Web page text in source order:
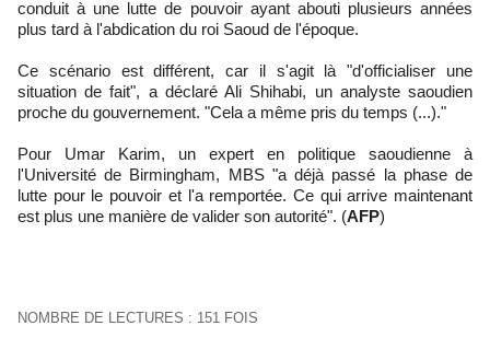
conduit à une lutte de pouvoir ayant abouti plusieurs années
plus tard à l'abdication du roi Saoud de l'époque.
Ce scénario est différent, car il s'agit là "d'officialiser une
situation de fait", a déclaré Ali Shihabi, un analyste saoudien
proche du gouvernement. "Cela a même pris du temps (...)."
Pour Umar Karim, un expert en politique saoudienne à
l'Université de Birmingham, MBS "a déjà passé la phase de
lutte pour le pouvoir et l'a remportée. Ce qui arrive maintenant
est plus une manière de valider son autorité". (AFP)
NOMBRE DE LECTURES : 151 FOIS